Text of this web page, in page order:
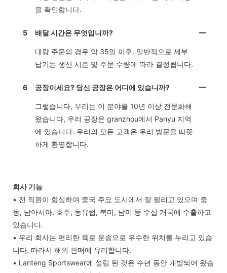
을 확인합니다.
5 배달 시간은 무엇입니까?
대량 주문의 경우 약 35일 이후. 일반적으로 세부
납기는 생산 시즌 및 주문 수량에 따라 결정됩니다.
6 공장이세요? 당신 공장은 어디에 있습니까?
그렇습니다, 우리는 이 분야를 10년 이상 전문화해
왔습니다, 우리 공장은 granzhou에서 Panyu 지역
에 있습니다. 우리의 모든 고객은 우리 방문을 따뜻
하게 환영합니다.
회사 기능
• 전 직원이 합심하여 중국 주요 도시에서 잘 팔리고 있으며 중
동, 남아시아, 호주, 동유럽, 북미, 남미 등 수십 개국에 수출하고
있습니다.
• 우리 회사는 편리한 육로 운송으로 우수한 위치를 누리고 있습
니다. 따라서 해외 판매에 유리합니다.
• Lanteng Sportswear에 설립 된 것은 수년 동안 개발되어 왔습